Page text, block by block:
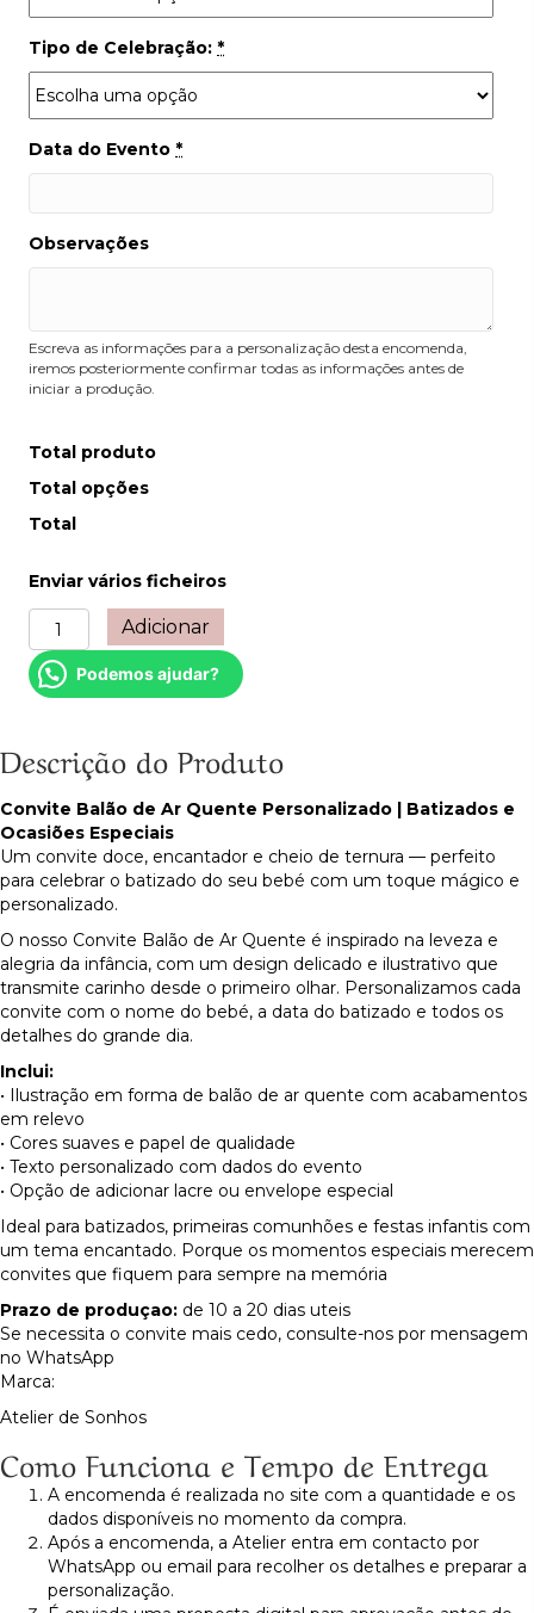
Tipo de Celebração: *
Data do Evento *
Observações
Escreva as informações para a personalização desta encomenda,
iremos posteriormente confirmar todas as informações antes de
iniciar a produção.
Total produto
Total opções
Total
Enviar vários ficheiros
Quantidade
de
Convite
Balão
Quente
Personalizado
|
Batizados
e
Ocasiões
Especiais
Adicionar
Podemos ajudar?
Descrição do Produto
Convite Balão de Ar Quente Personalizado | Batizados e
Ocasiões Especiais
Um convite doce, encantador e cheio de ternura — perfeito
para celebrar o batizado do seu bebé com um toque mágico e
personalizado.
O nosso Convite Balão de Ar Quente é inspirado na leveza e
alegria da infância, com um design delicado e ilustrativo que
transmite carinho desde o primeiro olhar. Personalizamos cada
convite com o nome do bebé, a data do batizado e todos os
detalhes do grande dia.
Inclui:
• Ilustração em forma de balão de ar quente com acabamentos
em relevo
• Cores suaves e papel de qualidade
• Texto personalizado com dados do evento
• Opção de adicionar lacre ou envelope especial
Ideal para batizados, primeiras comunhões e festas infantis com
um tema encantado. Porque os momentos especiais merecem
convites que fiquem para sempre na memória
Prazo de produçao: de 10 a 20 dias uteis
Se necessita o convite mais cedo, consulte-nos por mensagem
no WhatsApp
Marca:
Atelier de Sonhos
Como Funciona e Tempo de Entrega
A encomenda é realizada no site com a quantidade e os
dados disponíveis no momento da compra.
Após a encomenda, a Atelier entra em contacto por
WhatsApp ou email para recolher os detalhes e preparar a
personalização.